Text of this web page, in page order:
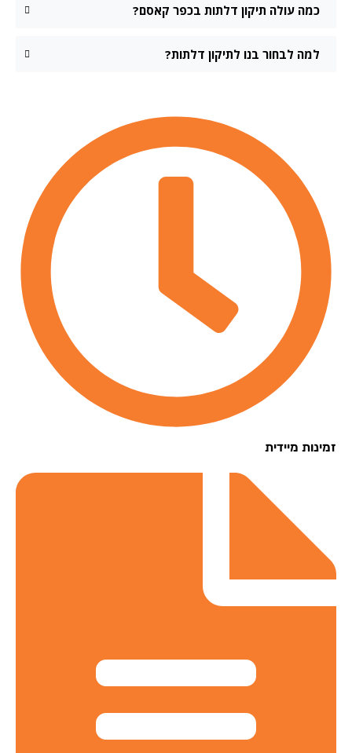
כמה עולה תיקון דלתות בכפר קאסם?
למה לבחור בנו לתיקון דלתות?
מיידית